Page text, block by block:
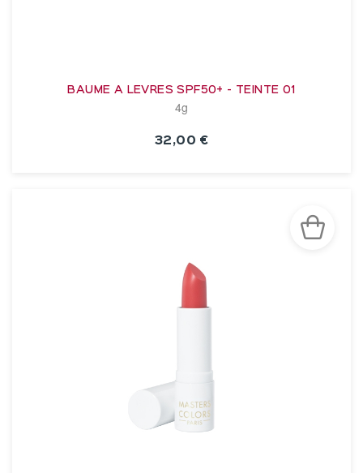
BAUME A LEVRES SPF50+ - TEINTE 01
4g
32,00 €